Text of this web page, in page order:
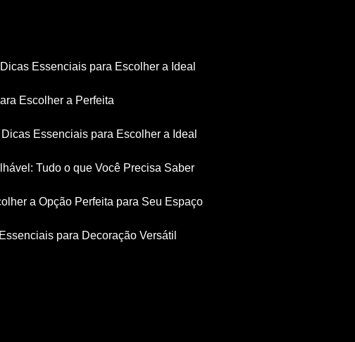
Essenciais para Escolher a Ideal
Escolher a Perfeita
Essenciais para Escolher a Ideal
Tudo o que Você Precisa Saber
a Opção Perfeita para Seu Espaço
para Decoração Versátil